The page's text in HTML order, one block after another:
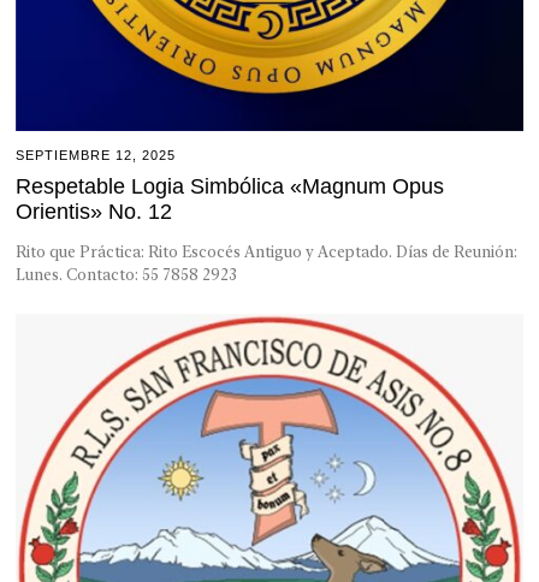
SEPTIEMBRE 12, 2025
Respetable Logia Simbólica «Magnum Opus
Orientis» No. 12
Rito que Práctica: Rito Escocés Antiguo y Aceptado. Días de Reunión:
Lunes. Contacto: 55 7858 2923